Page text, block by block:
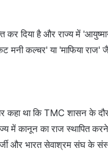
कर दिया है और राज्य में
मनी कल्चर' या 'माफिया राज'
कहा था कि TMC शासन के
में कानून का राज स्थापित
और भारत सेवाश्रम संघ के